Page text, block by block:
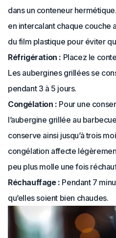
dans un conteneur
en intercalant chaque couche
du film plastique pour éviter
Réfrigération : Placez le
Les aubergines grillées se
pendant 3 à 5 jours.
Congélation : Pour une
l’aubergine grillée au
conserve ainsi jusqu’à trois
congélation affecte
peu plus molle une fois
Réchauffage : Pendant 7
qu’elles soient bien chaudes.